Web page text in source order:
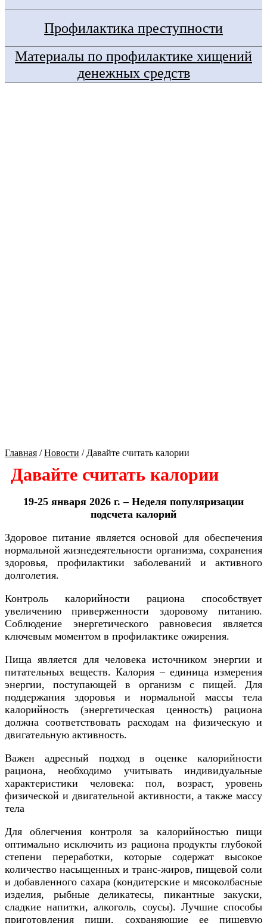
Профилактика преступности
Материалы по профилактике хищений
денежных средств
Главная /Новости / Давайте считать калории
Давайте считать калории
19-25 января 2026 г. – Неделя популяризации
подсчета калорий
Здоровое питание является основой для обеспечения
нормальной жизнедеятельности организма, сохранения
здоровья, профилактики заболеваний и активного
долголетия.
Контроль калорийности рациона способствует
увеличению приверженности здоровому питанию.
Соблюдение энергетического равновесия является
ключевым моментом в профилактике ожирения.
Пища является для человека источником энергии и
питательных веществ. Калория – единица измерения
энергии, поступающей в организм с пищей. Для
поддержания здоровья и нормальной массы тела
калорийность (энергетическая ценность) рациона
должна соответствовать расходам на физическую и
двигательную активность.
Важен адресный подход в оценке калорийности
рациона, необходимо учитывать индивидуальные
характеристики человека: пол, возраст, уровень
физической и двигательной активности, а также массу
тела
Для облегчения контроля за калорийностью пищи
оптимально исключить из рациона продукты глубокой
степени переработки, которые содержат высокое
количество насыщенных и транс-жиров, пищевой соли
и добавленного сахара (кондитерские и мясоколбасные
изделия, рыбные деликатесы, пикантные закуски,
сладкие напитки, алкоголь, соусы). Лучшие способы
приготовления пищи, сохраняющие ее пищевую